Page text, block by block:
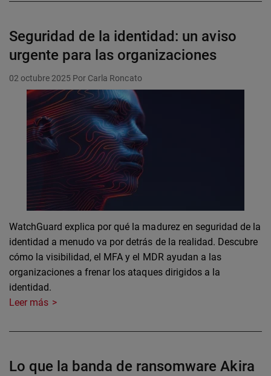
Seguridad de la identidad: un aviso
urgente para las organizaciones
02 octubre 2025 Por Carla Roncato
WatchGuard explica por qué la madurez en seguridad de la
identidad a menudo va por detrás de la realidad. Descubre
cómo la visibilidad, el MFA y el MDR ayudan a las
organizaciones a frenar los ataques dirigidos a la
identidad.
Leer más
Lo que la banda de ransomware Akira